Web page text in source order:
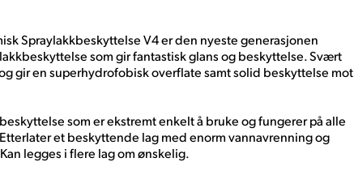
Spraylakkbeskyttelse V4 er den nyeste generasjonen
som gir fantastisk glans og beskyttelse. Svært
gir en superhydrofobisk overflate samt solid beskyttelse mot
som er ekstremt enkelt å bruke og fungerer på alle
et beskyttende lag med enorm vannavrenning og
legges i flere lag om ønskelig.